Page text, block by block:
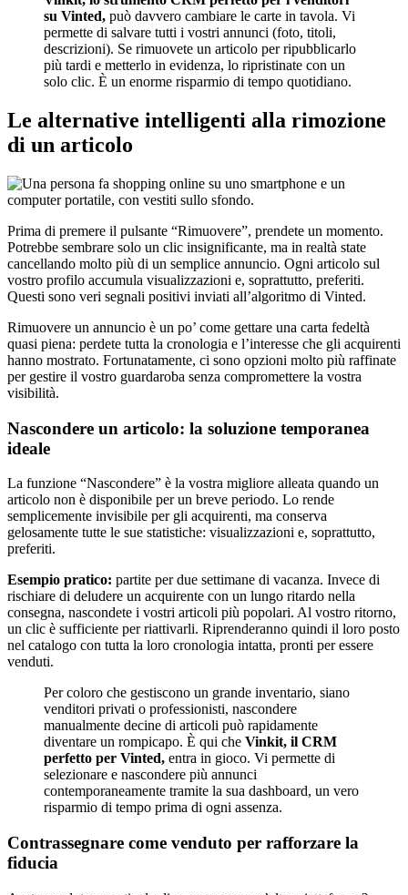
su Vinted, può davvero cambiare le carte in tavola. Vi
permette di salvare tutti i vostri annunci (foto, titoli,
descrizioni). Se rimuovete un articolo per ripubblicarlo
più tardi e metterlo in evidenza, lo ripristinate con un
solo clic. È un enorme risparmio di tempo quotidiano.
Le alternative intelligenti alla rimozione
di un articolo
Prima di premere il pulsante “Rimuovere”, prendete un momento.
Potrebbe sembrare solo un clic insignificante, ma in realtà state
cancellando molto più di un semplice annuncio. Ogni articolo sul
vostro profilo accumula visualizzazioni e, soprattutto, preferiti.
Questi sono veri segnali positivi inviati all’algoritmo di Vinted.
Rimuovere un annuncio è un po’ come gettare una carta fedeltà
quasi piena: perdete tutta la cronologia e l’interesse che gli acquirenti
hanno mostrato. Fortunatamente, ci sono opzioni molto più raffinate
per gestire il vostro guardaroba senza compromettere la vostra
visibilità.
Nascondere un articolo: la soluzione temporanea
ideale
La funzione “Nascondere” è la vostra migliore alleata quando un
articolo non è disponibile per un breve periodo. Lo rende
semplicemente invisibile per gli acquirenti, ma conserva
gelosamente tutte le sue statistiche: visualizzazioni e, soprattutto,
preferiti.
Esempio pratico: partite per due settimane di vacanza. Invece di
rischiare di deludere un acquirente con un lungo ritardo nella
consegna, nascondete i vostri articoli più popolari. Al vostro ritorno,
un clic è sufficiente per riattivarli. Riprenderanno quindi il loro posto
nel catalogo con tutta la loro cronologia intatta, pronti per essere
venduti.
Per coloro che gestiscono un grande inventario, siano
venditori privati o professionisti, nascondere
manualmente decine di articoli può rapidamente
diventare un rompicapo. È qui che Vinkit, il CRM
perfetto per Vinted, entra in gioco. Vi permette di
selezionare e nascondere più annunci
contemporaneamente tramite la sua dashboard, un vero
risparmio di tempo prima di ogni assenza.
Contrassegnare come venduto per rafforzare la
fiducia